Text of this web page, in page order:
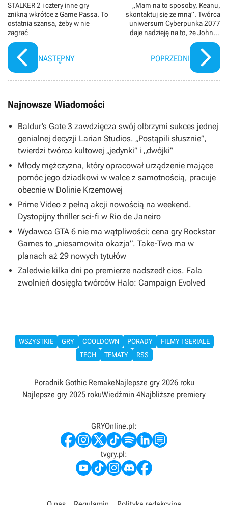
STALKER 2 i cztery inne gry
znikną wkrótce z Game Passa. To
ostatnia szansa, żeby w nie
zagrać
NASTĘPNY
„Mam na to sposoby, Keanu,
skontaktuj się ze mną”. Twórca
uniwersum Cyberpunka 2077
daje nadzieję na to, że Johnny
Silverhand powróci w
Cyberpunku 2
POPRZEDNI
Najnowsze Wiadomości
Baldur’s Gate 3 zawdzięcza swój olbrzymi sukces jednej
genialnej decyzji Larian Studios. „Postąpili słusznie”,
twierdzi twórca kultowej „jedynki” i „dwójki”
Młody mężczyzna, który opracował urządzenie mające
pomóc jego dziadkowi w walce z samotnością, pracuje
obecnie w Dolinie Krzemowej
Prime Video z pełną akcji nowością na weekend.
Dystopijny thriller sci-fi w Rio de Janeiro
Wydawca GTA 6 nie ma wątpliwości: cena gry Rockstar
Games to „niesamowita okazja”. Take-Two ma w
planach aż 29 nowych tytułów
Zaledwie kilka dni po premierze nadszedł cios. Fala
zwolnień dosięgła twórców Halo: Campaign Evolved
WSZYSTKIE GRY COOLDOWN PORADY
FILMY I SERIALE
TECH
TEMATY RSS
Poradnik Gothic RemakeNajlepsze gry 2026 roku
Najlepsze gry 2025 rokuWiedźmin 4Najbliższe premiery
GRYOnline.pl:
tvgry.pl: